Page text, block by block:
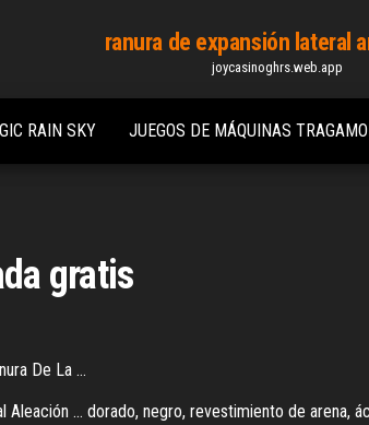
ranura de expansión lateral
joycasinoghrs.web.app
RAIN SKY JUEGOS DE MÁQUINAS
gratis
De La ...
... dorado, negro, revestimiento de arena,